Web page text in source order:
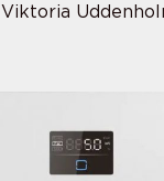
Viktoria